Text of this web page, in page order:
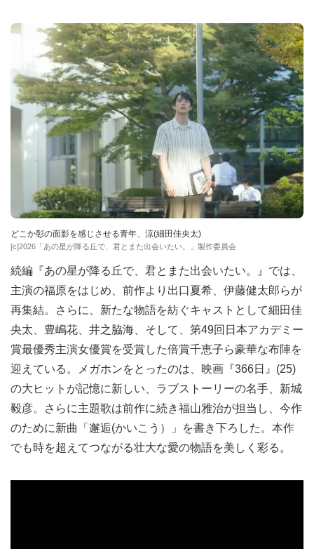
どこか彰の面影を感じさせる青年、涼(細田佳央太)
[c]2026「あの星が降る丘で、君とまた出会いたい。」製作委員会
続編『あの星が降る丘で、君とまた出会いたい。』では、
主演の福原をはじめ、前作より出口夏希、伊藤健太郎らが
再集結。さらに、新たな物語を紡ぐキャストとして細田佳
央太、豊嶋花、井之脇海、そして、第49回日本アカデミー
賞最優秀主演女優賞を受賞した倍賞千恵子ら豪華な布陣を
迎えている。メガホンをとったのは、映画『366日』(25)
の大ヒットが記憶に新しい、ラブストーリーの名手、新城
毅彦。さらに主題歌は前作に続き福山雅治が担当し、今作
のために新曲「邂逅(かいこう）」を書き下ろした。本作
でも時を超えてつながる壮大な愛の物語を美しく彩る。